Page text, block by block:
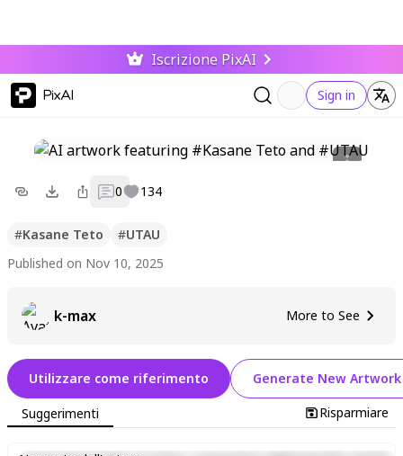
Iscrizione PixAI
PixAI Sign in
0 134
#Kasane Teto #UTAU
Published on Nov 10, 2025
k-max More to See
Utilizzare come riferimento Generate New Artwork
Suggerimenti Risparmiare